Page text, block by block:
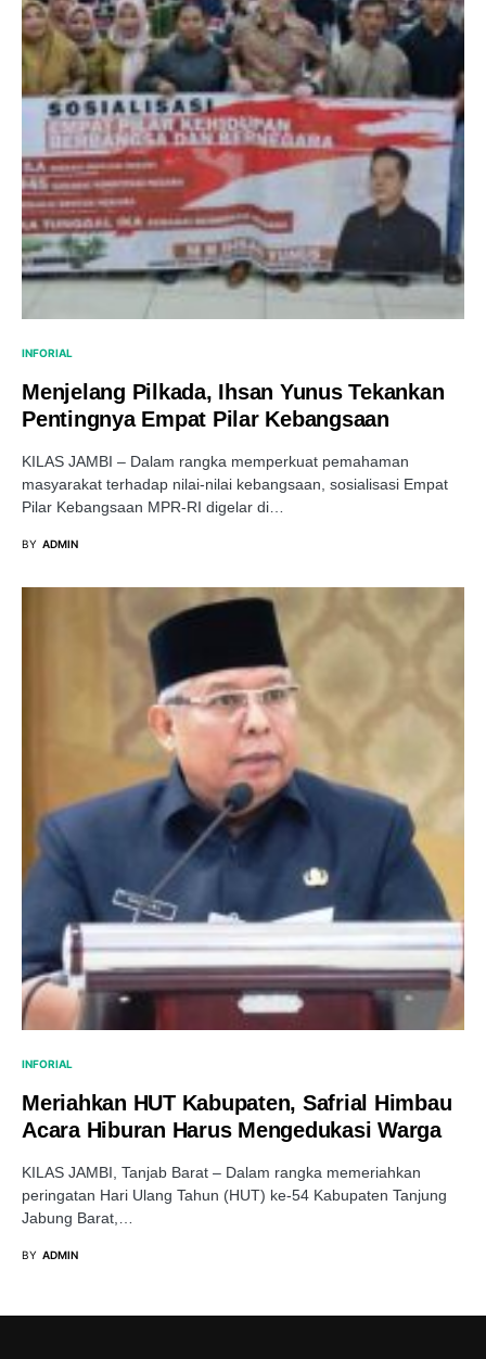
INFORIAL
Menjelang Pilkada, Ihsan Yunus Tekankan
Pentingnya Empat Pilar Kebangsaan
KILAS JAMBI – Dalam rangka memperkuat pemahaman
masyarakat terhadap nilai-nilai kebangsaan, sosialisasi Empat
Pilar Kebangsaan MPR-RI digelar di…
BY ADMIN
INFORIAL
Meriahkan HUT Kabupaten, Safrial Himbau
Acara Hiburan Harus Mengedukasi Warga
KILAS JAMBI, Tanjab Barat – Dalam rangka memeriahkan
peringatan Hari Ulang Tahun (HUT) ke-54 Kabupaten Tanjung
Jabung Barat,…
BY ADMIN